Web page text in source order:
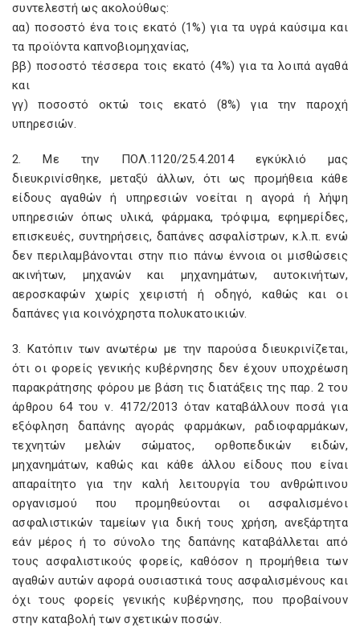
συντελεστή ως ακολούθως:
αα) ποσοστό ένα τοις εκατό (1%) για τα υγρά καύσιμα και
τα προϊόντα καπνοβιομηχανίας,
ββ) ποσοστό τέσσερα τοις εκατό (4%) για τα λοιπά αγαθά
και
γγ) ποσοστό οκτώ τοις εκατό (8%) για την παροχή
υπηρεσιών.
2. Με την ΠΟΛ.1120/25.4.2014 εγκύκλιό μας
διευκρινίσθηκε, μεταξύ άλλων, ότι ως προμήθεια κάθε
είδους αγαθών ή υπηρεσιών νοείται η αγορά ή λήψη
υπηρεσιών όπως υλικά, φάρμακα, τρόφιμα, εφημερίδες,
επισκευές, συντηρήσεις, δαπάνες ασφαλίστρων, κ.λ.π. ενώ
δεν περιλαμβάνονται στην πιο πάνω έννοια οι μισθώσεις
ακινήτων, μηχανών και μηχανημάτων, αυτοκινήτων,
αεροσκαφών χωρίς χειριστή ή οδηγό, καθώς και οι
δαπάνες για κοινόχρηστα πολυκατοικιών.
3. Κατόπιν των ανωτέρω με την παρούσα διευκρινίζεται,
ότι οι φορείς γενικής κυβέρνησης δεν έχουν υποχρέωση
παρακράτησης φόρου με βάση τις διατάξεις της παρ. 2 του
άρθρου 64 του ν. 4172/2013 όταν καταβάλλουν ποσά για
εξόφληση δαπάνης αγοράς φαρμάκων, ραδιοφαρμάκων,
τεχνητών μελών σώματος, ορθοπεδικών ειδών,
μηχανημάτων, καθώς και κάθε άλλου είδους που είναι
απαραίτητο για την καλή λειτουργία του ανθρώπινου
οργανισμού που προμηθεύονται οι ασφαλισμένοι
ασφαλιστικών ταμείων για δική τους χρήση, ανεξάρτητα
εάν μέρος ή το σύνολο της δαπάνης καταβάλλεται από
τους ασφαλιστικούς φορείς, καθόσον η προμήθεια των
αγαθών αυτών αφορά ουσιαστικά τους ασφαλισμένους και
όχι τους φορείς γενικής κυβέρνησης, που προβαίνουν
στην καταβολή των σχετικών ποσών.